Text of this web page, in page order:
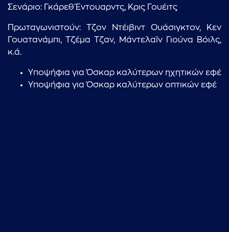
Σενάριο: Γκάρεθ Έντουαρντς, Κρις Γουέιτς
Πρωταγωνιστούν: Τζον Ντέιβιντ Ουάσιγκτον, Κεν
Γουατανάμπι, Τζέμα Τζαν, Μάντελαϊν Γιούνα Βόιλς,
κ.ά.
Υποψήφια για Όσκαρ καλύτερων ηχητικών εφέ
Υποψήφια για Όσκαρ καλύτερων οπτικών εφέ